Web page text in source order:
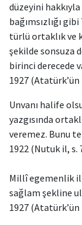
düzeyini
bağımsızlığı
türlü ortaklık ve
şekilde sonsuza
birinci derecede
1927 (Atatürk’ün
Unvanı halife
yazgısında
veremez. Bunu
1922 (Nutuk il, s.
Millî egemenlik
sağlam şekline
1927 (Atatürk’ün